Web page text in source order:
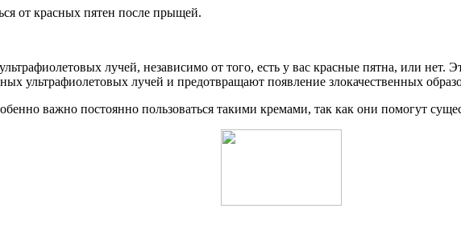
от красных пятен после прыщей.
лучей, независимо от того, есть у вас красные пятна, или нет.
ультрафиолетовых лучей и предотвращают появление злокачественных
важно постоянно пользоваться такими кремами, так как они помогут